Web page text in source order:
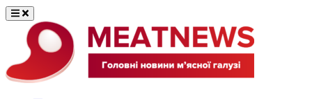
Перейти
вмісту